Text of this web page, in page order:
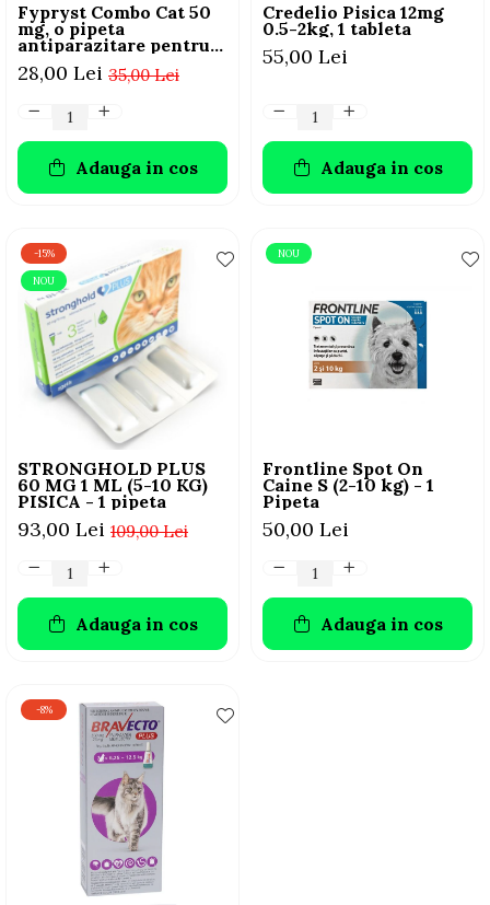
Fypryst Combo Cat 50
mg, o pipeta
antiparazitare pentru
pisici -1pipeta
35,00 Lei
28,00 Lei
Adauga in cos
Credelio Pisica 12mg
0.5-2kg, 1 tableta
55,00 Lei
Adauga in cos
-15%
NOU
STRONGHOLD PLUS
60 MG 1 ML (5-10 KG)
PISICA - 1 pipeta
109,00 Lei
93,00 Lei
Adauga in cos
NOU
Frontline Spot On
Caine S (2-10 kg) - 1
Pipeta
50,00 Lei
Adauga in cos
-8%